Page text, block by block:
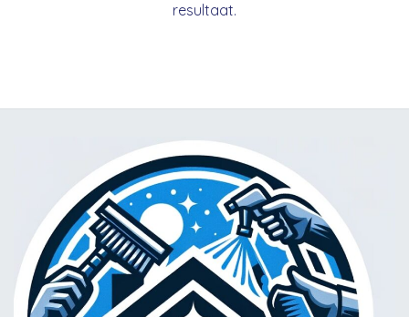
resultaat.